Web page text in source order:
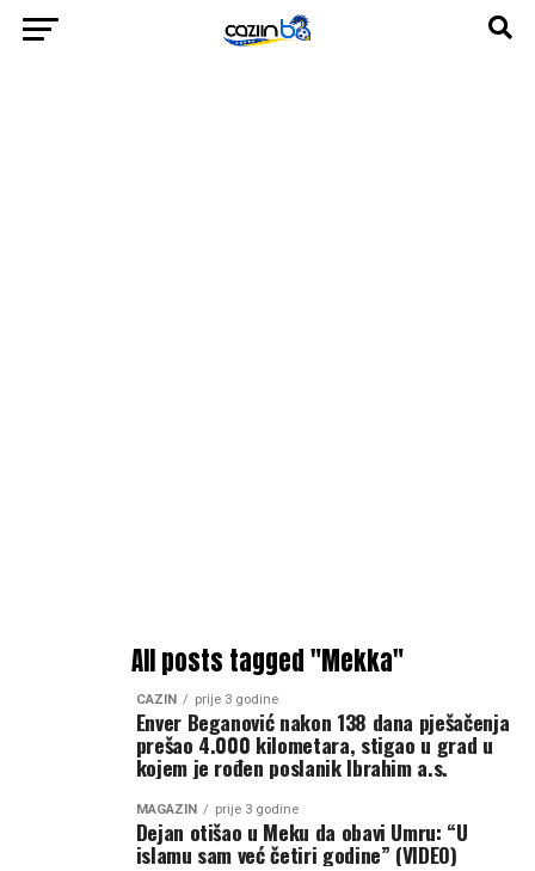
All posts tagged "Mekka"
CAZIN prije 3 godine
Enver Beganović nakon 138 dana pješačenja
prešao 4.000 kilometara, stigao u grad u
kojem je rođen poslanik Ibrahim a.s.
MAGAZIN prije 3 godine
Dejan otišao u Meku da obavi Umru: “U
islamu sam već četiri godine” (VIDEO)